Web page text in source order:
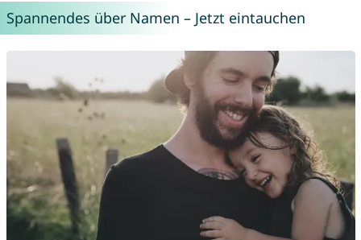
Spannendes über Namen – Jetzt eintauchen